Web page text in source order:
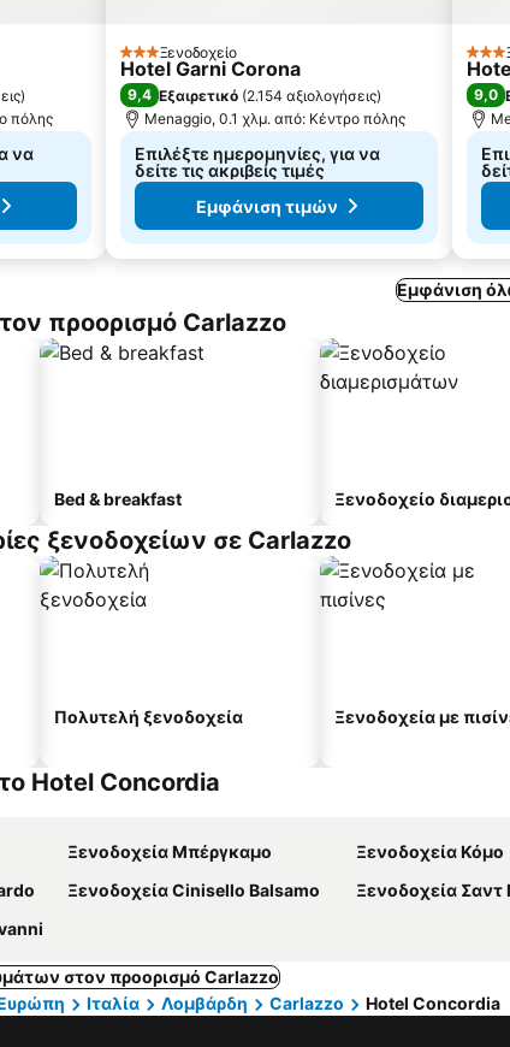
)
πόλης
να
3 ΑστέριαΞενοδοχείο
Hotel Garni Corona
9,4 Εξαιρετικό (2.154 αξιολογήσεις)
Menaggio, 0.1 χλμ. από: Κέντρο πόλης
Επιλέξτε ημερομηνίες, για να
δείτε τις ακριβείς τιμές
Εμφάνιση τιμών
3
9,0
Εμφάνιση
προορισμό Carlazzo
Bed & breakfast Ξενοδοχείο
ξενοδοχείων σε Carlazzo
Πολυτελή ξενοδοχεία Ξενοδοχεία με
Hotel Concordia
Ξενοδοχεία Μπέργκαμο Ξενοδοχεία Κόμο
Ξενοδοχεία Cinisello Balsamo Ξενοδοχεία Σαντ
στον προορισμό Carlazzo
Ιταλία Λομβάρδη Carlazzo Hotel Concordia